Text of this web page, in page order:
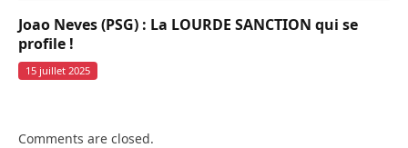
Joao Neves (PSG) : La LOURDE SANCTION qui se
profile !
15 juillet 2025
Comments are closed.